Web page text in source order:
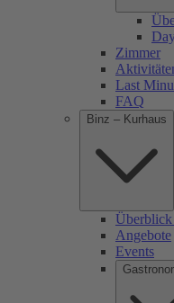
Zimmer
Last
FAQ
Binz – Kurhaus
Angebote
Events